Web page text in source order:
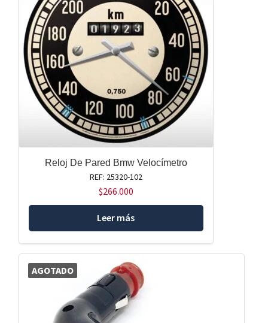
Reloj De Pared Bmw Velocímetro
REF: 25320-102
$266.000
Leer más
AGOTADO